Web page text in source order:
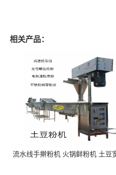
相关产品：
流水线手擀粉机 火锅鲜粉机 土豆